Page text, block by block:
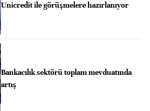
Unicredit ile görüşmelere hazırlanıyor
Bankacılık sektörü toplam mevduatında
artış